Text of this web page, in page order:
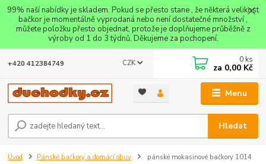
99% naší nabídky je skladem. Pokud se přesto stane , že některá velikost
bačkor je momentálně vyprodaná nebo není dostatečné množství ,
můžete položku přesto objednat, protože je doplňujeme průběžně z
výroby od 1 do 3 týdnů. Děkujeme za pochopení.
Menu
CZK
Hledat
+420 412384749 0 ks
za 0,00 Kč
Úvod Pánské bačkory a domácí obuv pánské mokasinové bačkory 1014